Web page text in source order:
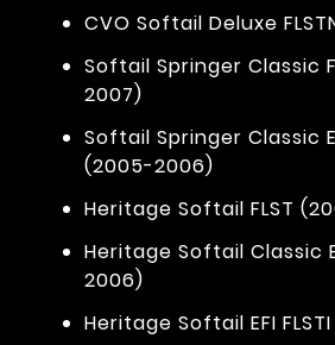
CVO Softail Deluxe
Softail Springer Classic
2007)
Softail Springer Classic
(2005-2006)
Heritage Softail FLST
Heritage Softail Classic
2006)
Heritage Softail EFI